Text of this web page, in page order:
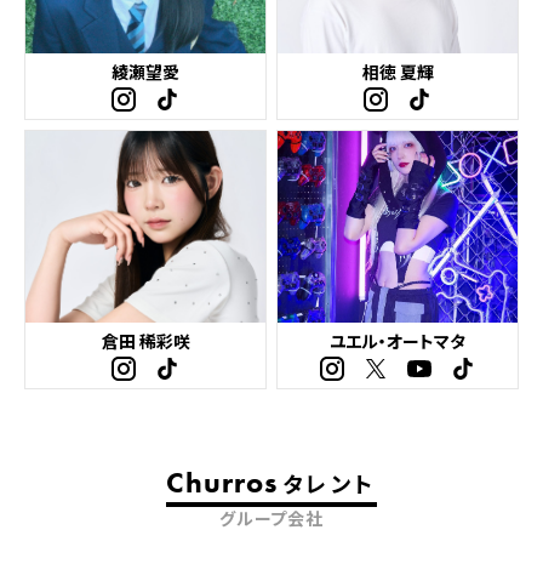
綾瀬望愛 相徳 夏輝
倉田 稀彩咲 ユエル・オートマタ
Churros タレント
グループ会社